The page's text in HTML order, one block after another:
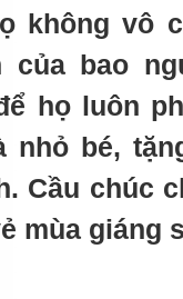
không vô
của bao
họ luôn
nhỏ bé,
Cầu chúc
mùa giáng